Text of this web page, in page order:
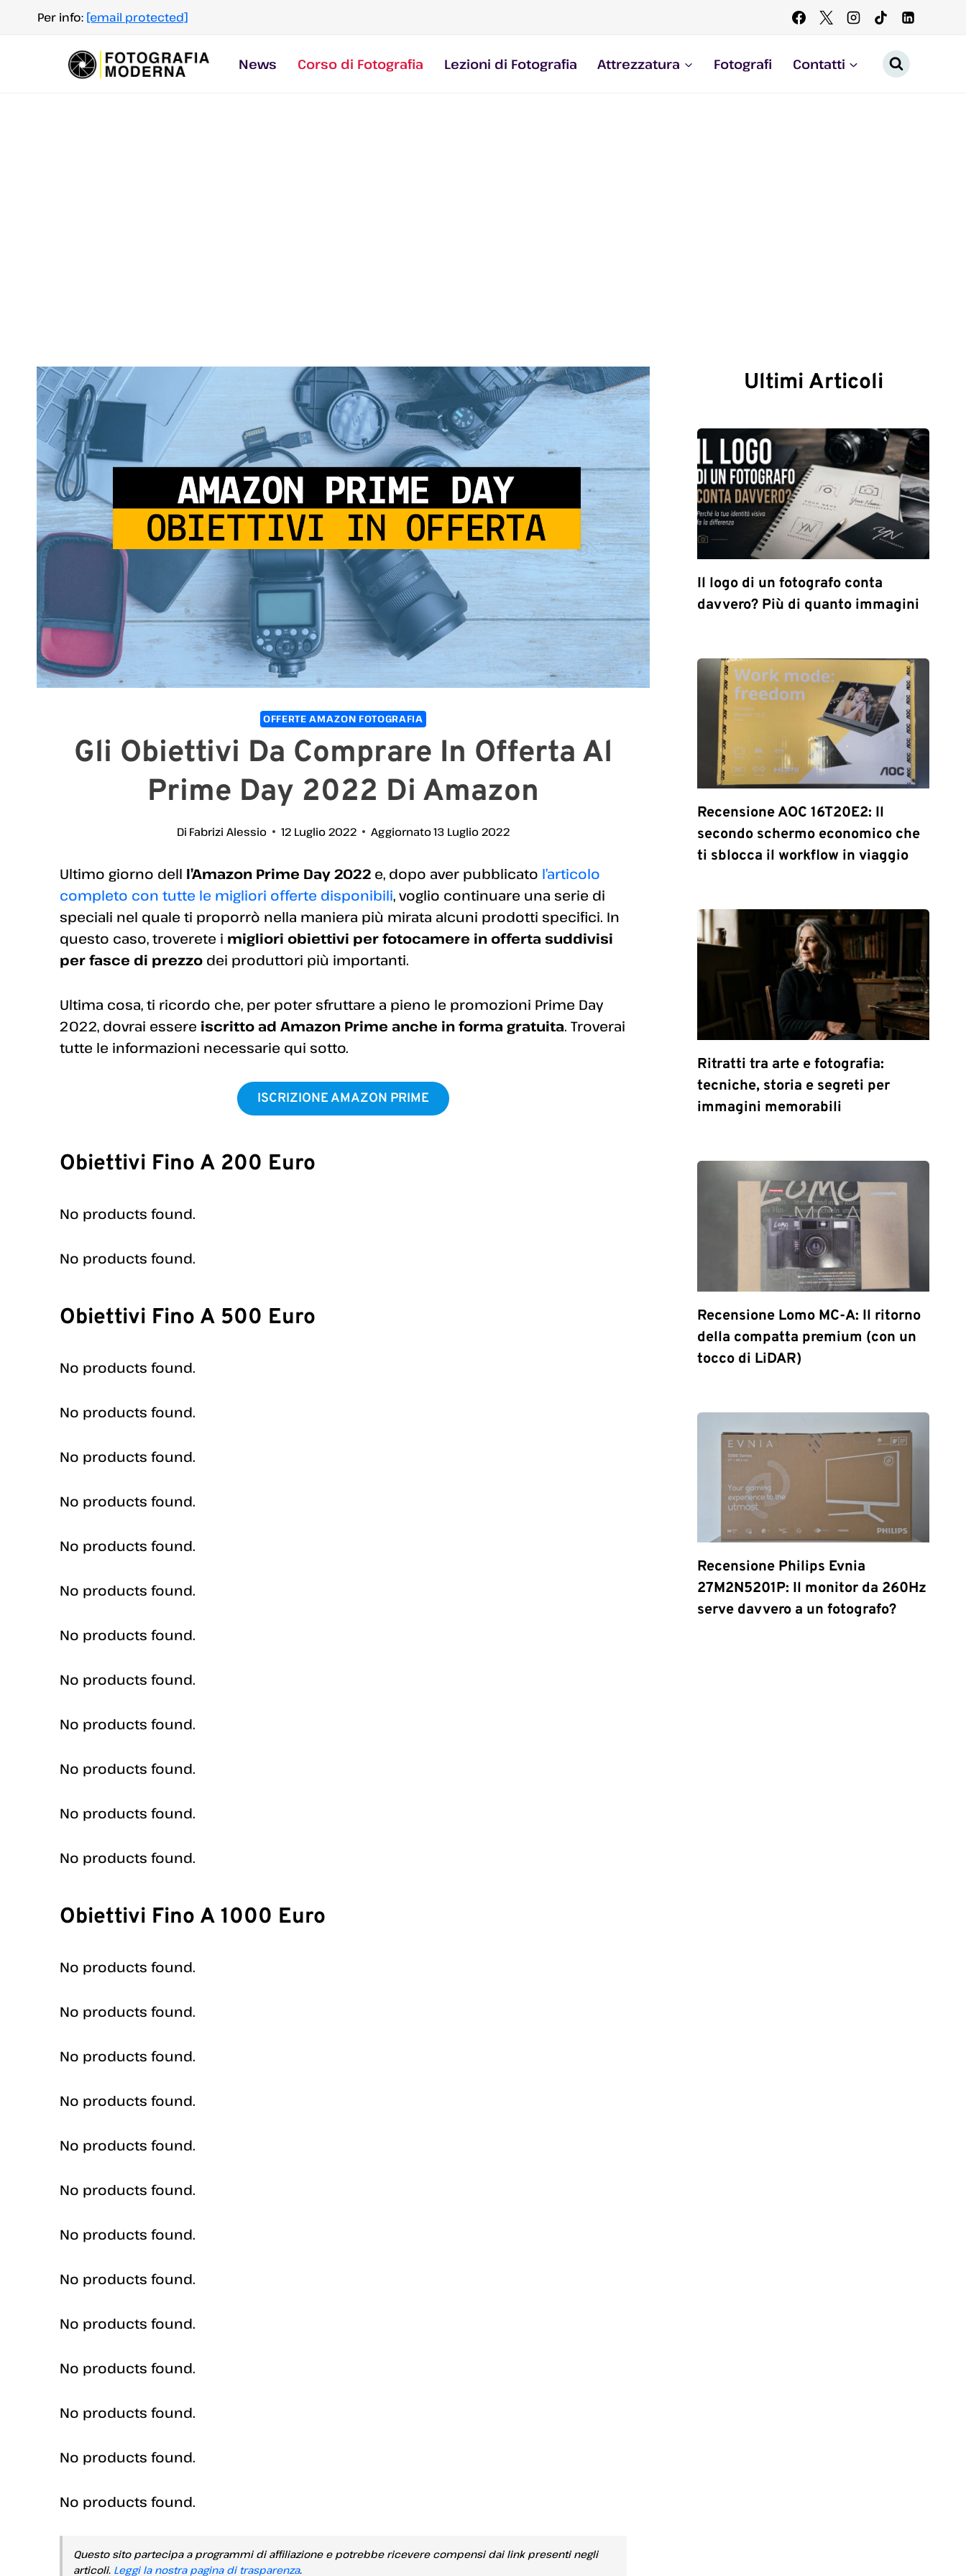
contenuto
Per info: [email protected]
News Corso di Fotografia Lezioni di Fotografia Attrezzatura Fotografi Contatti
OFFERTE AMAZON FOTOGRAFIA
Gli Obiettivi Da Comprare In Offerta Al
Prime Day 2022 Di Amazon
Di Fabrizi Alessio 12 Luglio 2022 Aggiornato13 Luglio 2022
Ultimo giorno dell l’Amazon Prime Day 2022 e, dopo aver pubblicato l’articolo
completo con tutte le migliori offerte disponibili, voglio continuare una serie di
speciali nel quale ti proporrò nella maniera più mirata alcuni prodotti specifici. In
questo caso, troverete i migliori obiettivi per fotocamere in offerta suddivisi
per fasce di prezzo dei produttori più importanti.
Ultima cosa, ti ricordo che, per poter sfruttare a pieno le promozioni Prime Day
2022, dovrai essere iscritto ad Amazon Prime anche in forma gratuita. Troverai
tutte le informazioni necessarie qui sotto.
ISCRIZIONE AMAZON PRIME
Obiettivi Fino A 200 Euro
No products found.
No products found.
Obiettivi Fino A 500 Euro
No products found.
No products found.
No products found.
No products found.
No products found.
No products found.
No products found.
No products found.
No products found.
No products found.
No products found.
No products found.
Obiettivi Fino A 1000 Euro
No products found.
No products found.
No products found.
No products found.
No products found.
No products found.
No products found.
No products found.
No products found.
No products found.
No products found.
No products found.
No products found.
Questo sito partecipa a programmi di affiliazione e potrebbe ricevere compensi dai link presenti negli
articoli. Leggi la nostra pagina di trasparenza.
Ultimi Articoli
Il logo di un fotografo conta
davvero? Più di quanto immagini
Recensione AOC 16T20E2: Il
secondo schermo economico che
ti sblocca il workflow in viaggio
Ritratti tra arte e fotografia:
tecniche, storia e segreti per
immagini memorabili
Recensione Lomo MC-A: Il ritorno
della compatta premium (con un
tocco di LiDAR)
Recensione Philips Evnia
27M2N5201P: Il monitor da 260Hz
serve davvero a un fotografo?